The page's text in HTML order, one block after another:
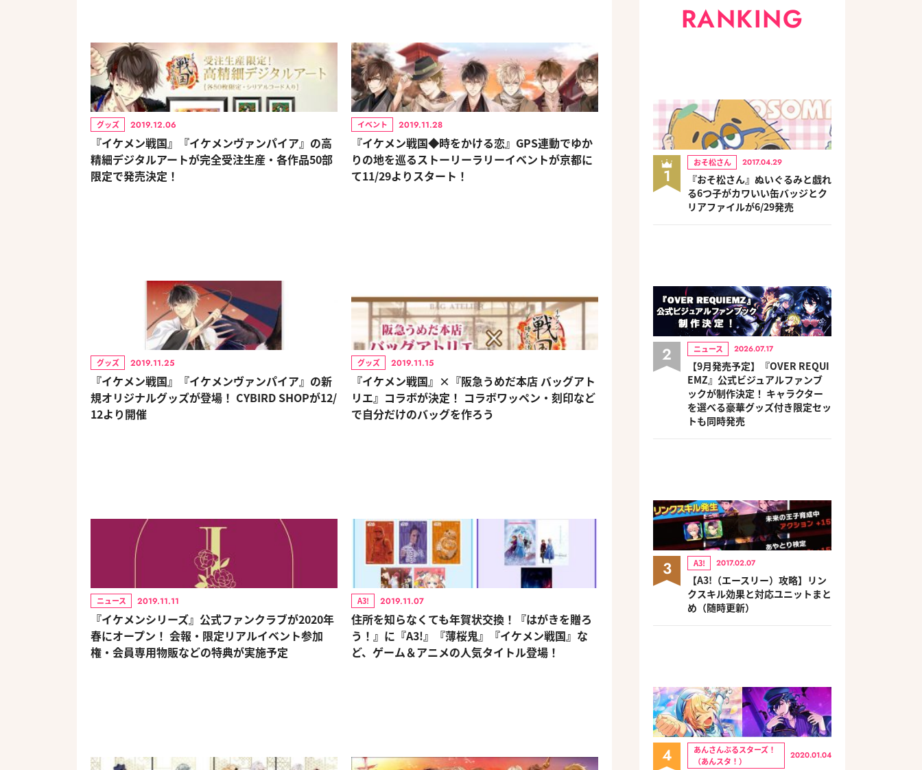
グッズ 2019.12.06
『イケメン戦国』『イケメンヴァンパイア』の高
精細デジタルアートが完全受注生産・各作品50部
限定で発売決定！
イベント 2019.11.28
『イケメン戦国◆時をかける恋』GPS連動でゆか
りの地を巡るストーリーラリーイベントが京都に
て11/29よりスタート！
グッズ 2019.11.25
『イケメン戦国』『イケメンヴァンパイア』の新
規オリジナルグッズが登場！ CYBIRD SHOPが12/
12より開催
グッズ 2019.11.15
『イケメン戦国』×『阪急うめだ本店 バッグアト
リエ』コラボが決定！ コラボワッペン・刻印など
で自分だけのバッグを作ろう
ニュース 2019.11.11
『イケメンシリーズ』公式ファンクラブが2020年
春にオープン！ 会報・限定リアルイベント参加
権・会員専用物販などの特典が実施予定
A3! 2019.11.07
住所を知らなくても年賀状交換！『はがきを贈ろ
う！』に『A3!』『薄桜鬼』『イケメン戦国』な
ど、ゲーム＆アニメの人気タイトル登場！
RANKING
1
おそ松さん 2017.04.29
『おそ松さん』ぬいぐるみと戯れ
る6つ子がカワいい缶バッジとク
リアファイルが6/29発売
2 ニュース 2026.07.17
【9月発売予定】『OVER REQUI
EMZ』公式ビジュアルファンブ
ックが制作決定！ キャラクター
を選べる豪華グッズ付き限定セッ
トも同時発売
3 A3! 2017.02.07
【A3!（エースリー）攻略】リン
クスキル効果と対応ユニットまと
め（随時更新）
4
あんさんぶるスターズ！
（あんスタ！）
2020.01.04